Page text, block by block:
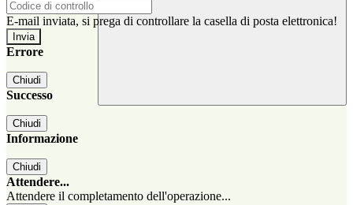
E-mail inviata, si prega di controllare la casella di posta elettronica!
Errore
Chiudi
Successo
Chiudi
Informazione
Chiudi
Attendere...
Attendere il completamento dell'operazione...